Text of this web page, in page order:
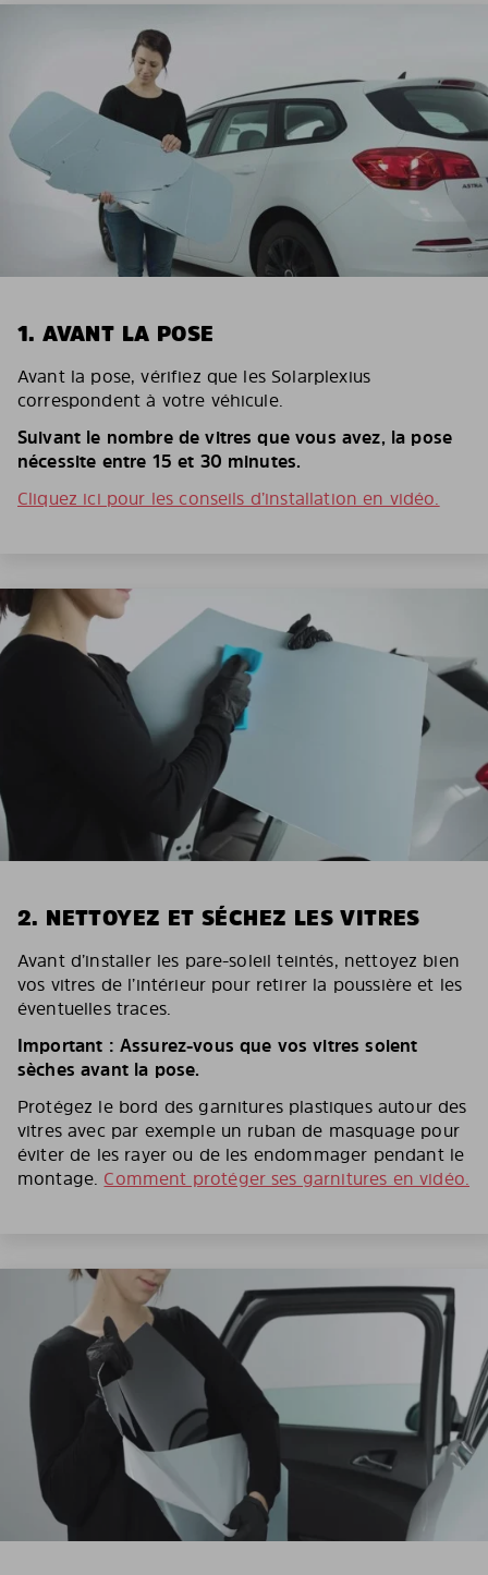
1. AVANT LA POSE
Avant la pose, vérifiez que les Solarplexius
correspondent à votre véhicule.
Suivant le nombre de vitres que vous avez, la pose
nécessite entre 15 et 30 minutes.
Cliquez ici pour les conseils d’installation en vidéo.
2. NETTOYEZ ET SÉCHEZ LES VITRES
Avant d’installer les pare-soleil teintés, nettoyez bien
vos vitres de l’intérieur pour retirer la poussière et les
éventuelles traces.
Important : Assurez-vous que vos vitres soient
sèches avant la pose.
Protégez le bord des garnitures plastiques autour des
vitres avec par exemple un ruban de masquage pour
éviter de les rayer ou de les endommager pendant le
montage. Comment protéger ses garnitures en vidéo.